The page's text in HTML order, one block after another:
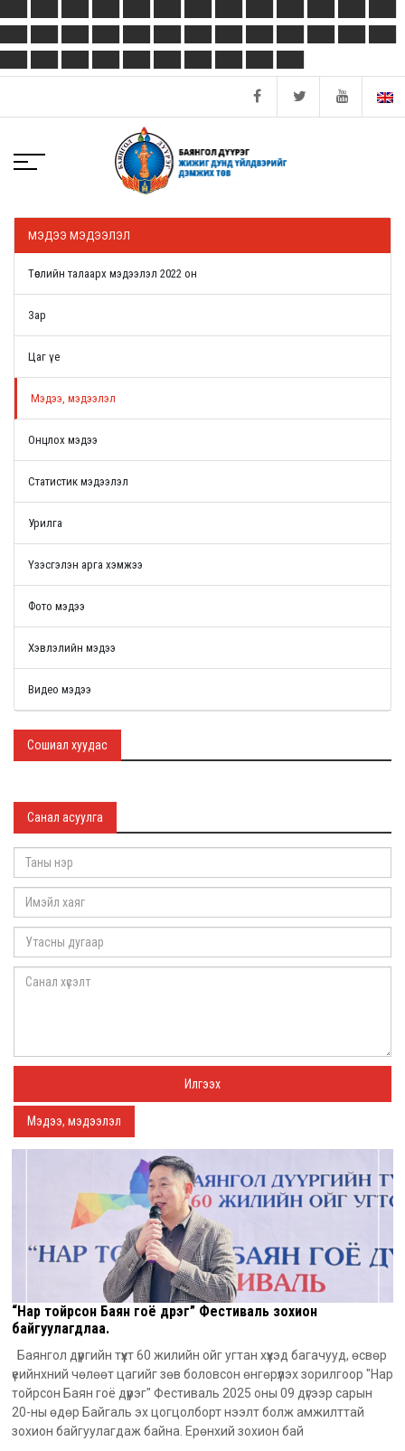
МЭДЭЭ МЭДЭЭЛЭЛ
Төслийн талаарх мэдээлэл 2022 он
Зар
Цаг үе
Мэдээ, мэдээлэл
Онцлох мэдээ
Статистик мэдээлэл
Урилга
Үзэсгэлэн арга хэмжээ
Фото мэдээ
Хэвлэлийн мэдээ
Видео мэдээ
Сошиал хуудас
Санал асуулга
Мэдээ, мэдээлэл
“Нар тойрсон Баян гоё дүүрэг” Фестиваль зохион
байгуулагдлаа.
Баянгол дүүргийн түүхт 60 жилийн ойг угтан хүүхэд багачууд, өсвөр
үеийнхний чөлөөт цагийг зөв боловсон өнгөрүүлэх зорилгоор "Нар
тойрсон Баян гоё дүүрэг" Фестиваль 2025 оны 09 дүгээр сарын
20-ны өдөр Байгаль эх цогцолборт нээлт болж амжилттай
зохион байгуулагдаж байна. Ерөнхий зохион бай